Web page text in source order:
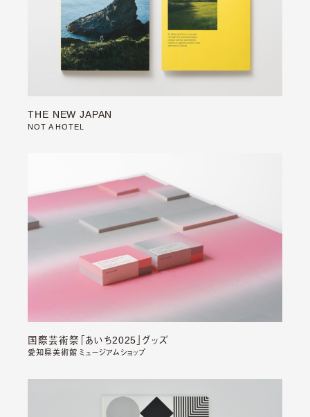
THE NEW JAPAN
NOT A HOTEL
国際芸術祭「あいち2025」グッズ
愛知県美術館 ミュージアムショップ